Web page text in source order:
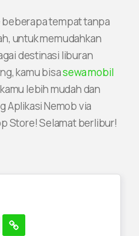
tempat tanpa
untuk memudahkan
destinasi liburan
kamu bisasewa mobil
lebih mudah dan
Aplikasi Nemob via
Store! Selamat berlibur!